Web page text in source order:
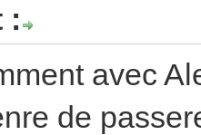
:
avec
de